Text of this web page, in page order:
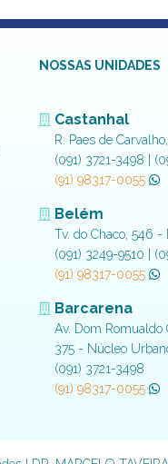
NOSSAS UNIDADES
Castanhal
R. Paes de
(091) 3721-3498 |
(91) 98317-0055
Belém
Tv. do Chaco, 546 -
(091) 3249-9510 |
(91) 98317-0055
Barcarena
Av. Dom Romualdo
375 - Núcleo
(091) 3721-3498
(91) 98317-0055